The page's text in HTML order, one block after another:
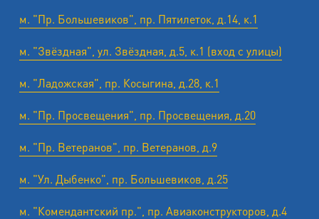
м. "Пр. Большевиков", пр. Пятилеток, д.14, к.1
м. "Звёздная", ул. Звёздная, д.5, к.1 (вход с улицы)
м. "Ладожская", пр. Косыгина, д.28, к.1
м. "Пр. Просвещения", пр. Просвещения, д.20
м. "Пр. Ветеранов", пр. Ветеранов, д.9
м. "Ул. Дыбенко", пр. Большевиков, д.25
м. "Комендантский пр.", пр. Авиаконструкторов, д.4